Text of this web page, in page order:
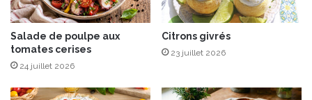
e
,
p
a
r
i
Salade de poulpe aux
tomates cerises
24 juillet 2026
Citrons givrés
23 juillet 2026